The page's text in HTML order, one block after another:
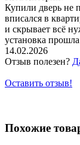
Купили дверь не
вписался в
и скрывает всё
установка
14.02.2026
Отзыв полезен?
Оставить отзыв!
Похожие